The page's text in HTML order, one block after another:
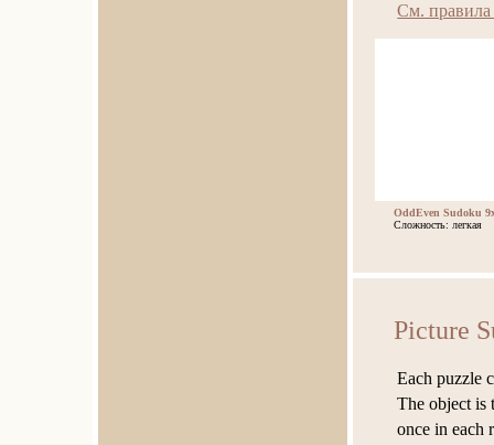
См. правила
OddEven Sudoku
Сложность: легкая
Picture
Each puzzle
The object is
once in each